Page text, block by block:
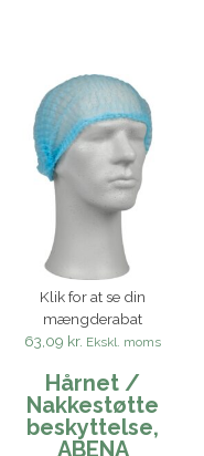
Klik for at se din
mængderabat
63,09 kr. Ekskl. moms
Hårnet /
Nakkestøtte
beskyttelse,
ABENA